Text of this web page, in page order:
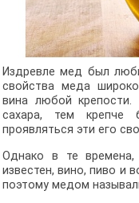
Издревле мед был
свойства меда
вина любой
сахара, тем
проявляться эти его
Однако в те
известен, вино, пиво и
поэтому медом